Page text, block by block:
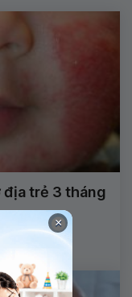
địa trẻ 3 tháng
×